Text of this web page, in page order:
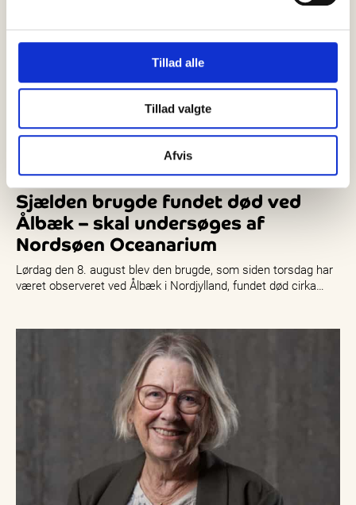
Tillad alle
Tillad valgte
Afvis
08 august, 2026 Nyheder
Sjælden brugde fundet død ved
Ålbæk – skal undersøges af
Nordsøen Oceanarium
Lørdag den 8. august blev den brugde, som siden torsdag har
været observeret ved Ålbæk i Nordjylland, fundet død cirka…